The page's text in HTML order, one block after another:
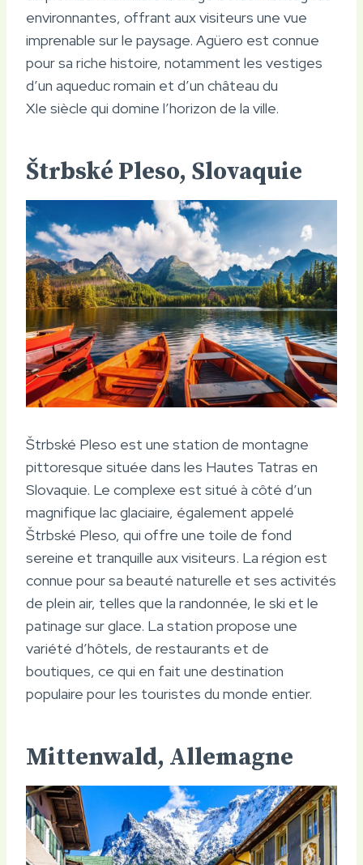
environnantes, offrant aux visiteurs une vue
imprenable sur le paysage. Agüero est connue
pour sa riche histoire, notamment les vestiges
d’un aqueduc romain et d’un château du
XIe siècle qui domine l’horizon de la ville.
Štrbské Pleso, Slovaquie
Štrbské Pleso est une station de montagne
pittoresque située dans les Hautes Tatras en
Slovaquie. Le complexe est situé à côté d’un
magnifique lac glaciaire, également appelé
Štrbské Pleso, qui offre une toile de fond
sereine et tranquille aux visiteurs. La région est
connue pour sa beauté naturelle et ses activités
de plein air, telles que la randonnée, le ski et le
patinage sur glace. La station propose une
variété d’hôtels, de restaurants et de
boutiques, ce qui en fait une destination
populaire pour les touristes du monde entier.
Mittenwald, Allemagne